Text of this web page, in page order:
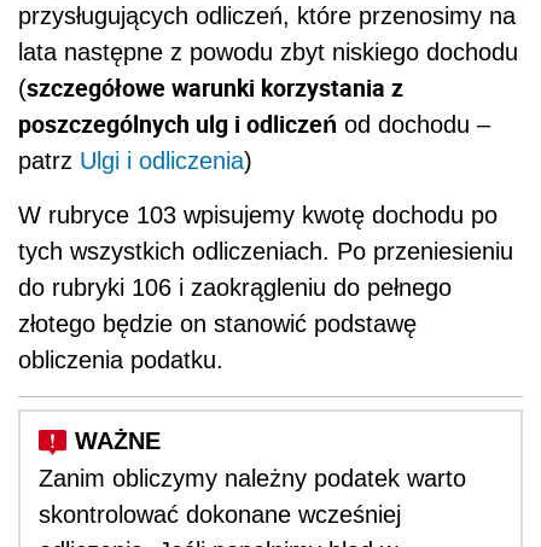
przysługujących odliczeń, które przenosimy na
lata następne z powodu zbyt niskiego dochodu
(szczegółowe warunki korzystania z
poszczególnych ulg i odliczeń od dochodu –
patrz Ulgi i odliczenia)
W rubryce 103 wpisujemy kwotę dochodu po
tych wszystkich odliczeniach. Po przeniesieniu
do rubryki 106 i zaokrągleniu do pełnego
złotego będzie on stanowić podstawę
obliczenia podatku.
Zanim obliczymy należny podatek warto
skontrolować dokonane wcześniej